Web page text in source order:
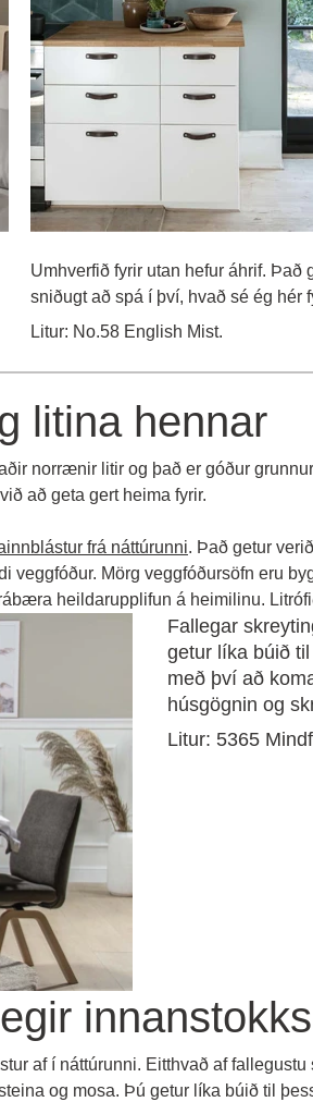
Umhverfið fyrir utan hefur áhrif. Það
sniðugt að spá í því, hvað sé ég hér
Litur: No.58 English Mist.
litina hennar
norrænir litir og það er góður
að geta gert heima fyrir.
frá náttúrunni. Það getur
veggfóður. Mörg veggfóðursöfn eru
heildarupplifun á heimilinu.
Fallegar
getur líka búið
með því að
húsgögnin og
Litur: 5365
af í náttúrunni. Eitthvað af
og mosa. Þú getur líka búið til